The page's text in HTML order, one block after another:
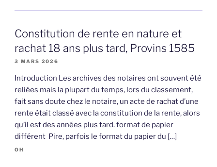
Constitution de rente en nature et
rachat 18 ans plus tard, Provins 1585
3 MARS 2026
Introduction Les archives des notaires ont souvent été
reliées mais la plupart du temps, lors du classement,
fait sans doute chez le notaire, un acte de rachat d’une
rente était classé avec la constitution de la rente, alors
qu’il est des années plus tard. format de papier
différent Pire, parfois le format du papier du […]
OH